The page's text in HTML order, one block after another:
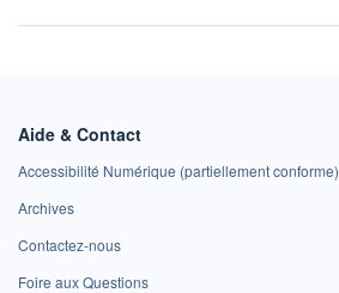
Aide & Contact
Accessibilité Numérique (partiellement conforme)
Archives
Contactez-nous
Foire aux Questions